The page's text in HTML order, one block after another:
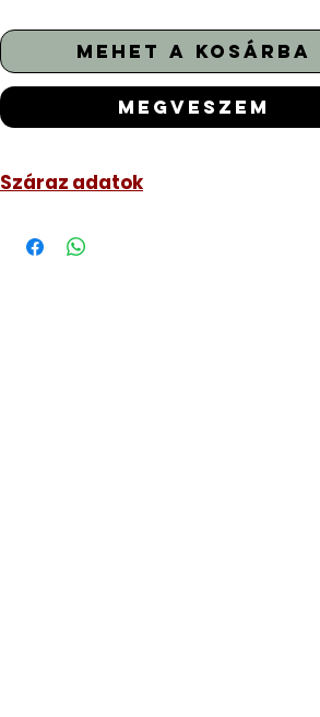
mehet a kosárba
megveszem
Száraz adatok
Hengerzár törés elleni passzív védelem